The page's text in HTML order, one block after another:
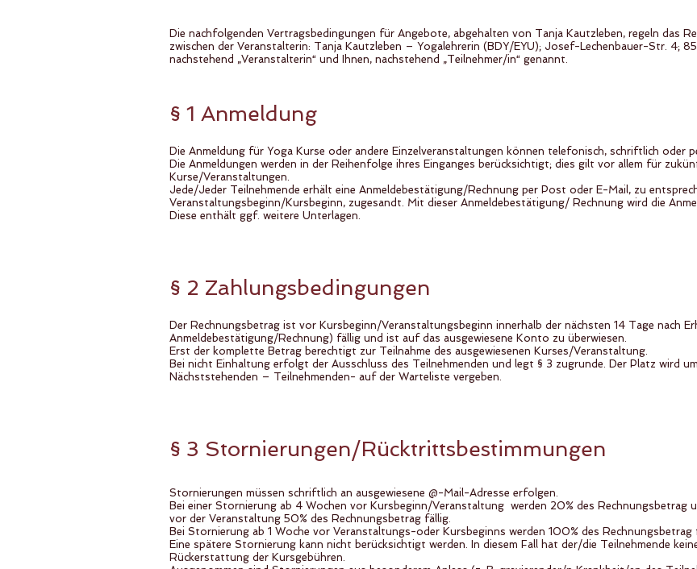
Die nachfolgenden Vertragsbedingungen für Angebote, abgehalten von Tanja Kautzleben, regeln das
zwischen der Veranstalterin: Tanja Kautzleben – Yogalehrerin (BDY/EYU); Josef-Lechenbauer-Str. 4;
nachstehend „Veranstalterin“ und Ihnen, nachstehend „Teilnehmer/in“ genannt.
§ 1 Anmeldung
Die Anmeldung für Yoga Kurse oder andere Einzelveranstaltungen können telefonisch, schriftlich oder
Die Anmeldungen werden in der Reihenfolge ihres Einganges berücksichtigt; dies gilt vor allem für
Kurse/Veranstaltungen.
Jede/Jeder Teilnehmende erhält eine Anmeldebestätigung/Rechnung per Post oder E-Mail, zu
Veranstaltungsbeginn/Kursbeginn, zugesandt. Mit dieser Anmeldebestätigung/ Rechnung wird die
Diese enthält ggf. weitere Unterlagen.
§ 2 Zahlungsbedingungen
Der Rechnungsbetrag ist vor Kursbeginn/Veranstaltungsbeginn innerhalb der nächsten 14 Tage nach
Anmeldebestätigung/Rechnung) fällig und ist auf das ausgewiesene Konto zu überwiesen.
Erst der komplette Betrag berechtigt zur Teilnahme des ausgewiesenen Kurses/Veranstaltung.
Bei nicht Einhaltung erfolgt der Ausschluss des Teilnehmenden und legt § 3 zugrunde. Der Platz wird
Nächststehenden – Teilnehmenden- auf der Warteliste vergeben.
§ 3 Stornierungen/Rücktrittsbestimmungen
Stornierungen müssen schriftlich an ausgewiesene @-Mail-Adresse erfolgen.
Bei einer Stornierung ab 4 Wochen vor Kursbeginn/Veranstaltung werden 20% des Rechnungsbetrag
vor der Veranstaltung 50% des Rechnungsbetrag fällig.
Bei Stornierung ab 1 Woche vor Veranstaltungs-oder Kursbeginns werden 100% des Rechnungsbetrag
Eine spätere Stornierung kann nicht berücksichtigt werden. In diesem Fall hat der/die Teilnehmende
Rückerstattung der Kursgebühren.